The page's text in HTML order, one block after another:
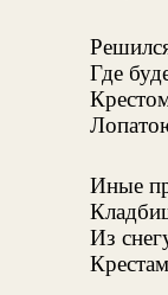
Где
Иные
Из